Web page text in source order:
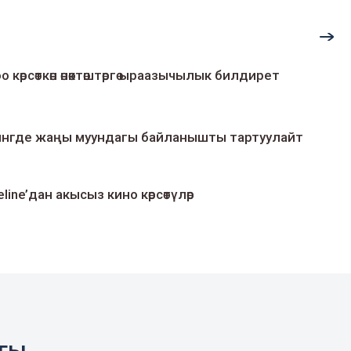
өнөктөштөргө ыраазычылык билдирет
жаңы муундагы байланышты тартуулайт
акысыз кино көрсөтүлөр